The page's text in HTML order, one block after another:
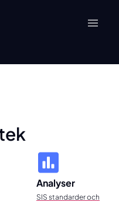
Analyser
SIS standarder och